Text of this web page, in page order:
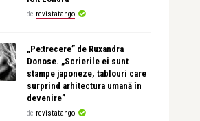
de revistatango
„Pe:trecere” de Ruxandra
Donose. „Scrierile ei sunt
stampe japoneze, tablouri care
surprind arhitectura umană în
devenire”
de revistatango